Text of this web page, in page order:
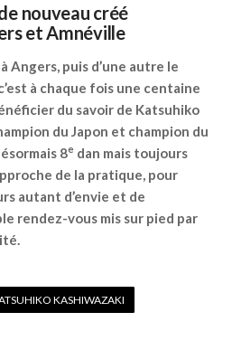
nouveau créé
et Amnéville
Angers, puis d’une autre le
à chaque fois une centaine
du savoir de Katsuhiko
du Japon et champion du
8e dan mais toujours
de la pratique, pour
autant d’envie et de
rendez-vous mis sur pied par
KASHIWAZAKI